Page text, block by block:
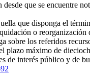
que se encuentre
que disponga el
o
sobre los referidos
plazo máximo de
de interés público y de